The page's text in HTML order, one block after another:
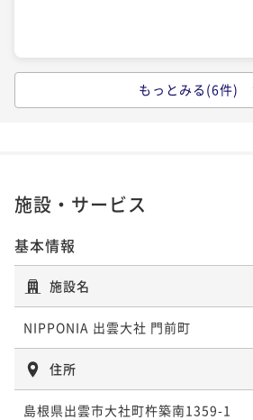
【平日限定】築100年大正モダンな
ポイントアップ
【フレンチコース】出雲大社より徒
る"香りのフレンチ"で出雲を堪能す
食付き＞
二食付き
【朝食付きプラン】古民家で味わう
ポイントアップ
【早割60・2食付き】風土薫る"香
雲を堪能する古民家旅＜夕朝食付き＞
二食付き
ポイント即利
もっとみる(6件)
施設・サービス
基本情報
施設名
NIPPONIA 出雲大社 門前町
住所
島根県出雲市大社町杵築南1359-1